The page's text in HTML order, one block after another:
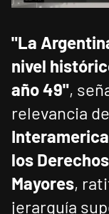
"La
nivel
año 49",
relevancia
los
Mayores,
jerarquía